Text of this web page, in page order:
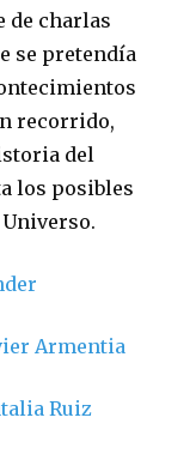
de charlas
se pretendía
recorrido,
del
los posibles
Armentia
Ruiz